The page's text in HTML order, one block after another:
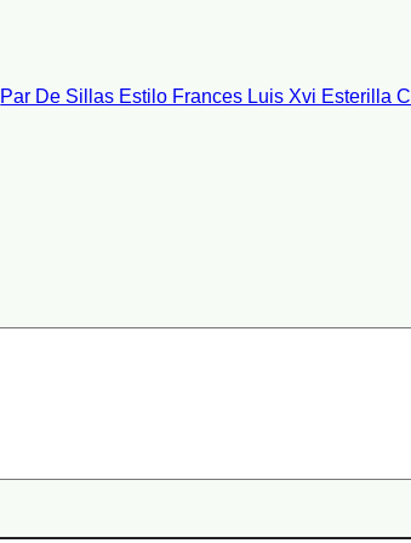
Par De Sillas Estilo Frances Luis Xvi Esterilla